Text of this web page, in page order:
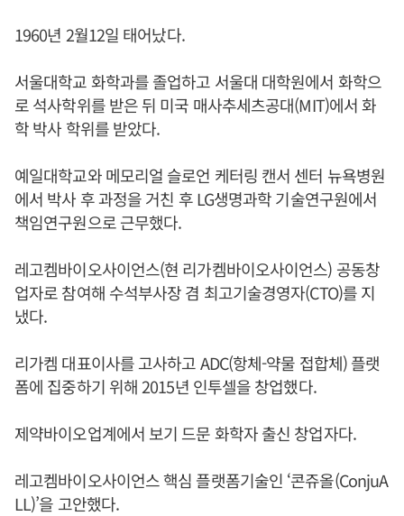
1960년 2월12일 태어났다.
서울대학교 화학과를 졸업하고 서울대 대학원에서 화학으
로 석사학위를 받은 뒤 미국 매사추세츠공대(MIT)에서 화
학 박사 학위를 받았다.
예일대학교와 메모리얼 슬로언 케터링 캔서 센터 뉴욕병원
에서 박사 후 과정을 거친 후 LG생명과학 기술연구원에서
책임연구원으로 근무했다.
레고켐바이오사이언스(현 리가켐바이오사이언스) 공동창
업자로 참여해 수석부사장 겸 최고기술경영자(CTO)를 지
냈다.
리가켐 대표이사를 고사하고 ADC(항체-약물 접합체) 플랫
폼에 집중하기 위해 2015년 인투셀을 창업했다.
제약바이오업계에서 보기 드문 화학자 출신 창업자다.
레고켐바이오사이언스 핵심 플랫폼기술인 ‘콘쥬올(ConjuA
LL)’을 고안했다.